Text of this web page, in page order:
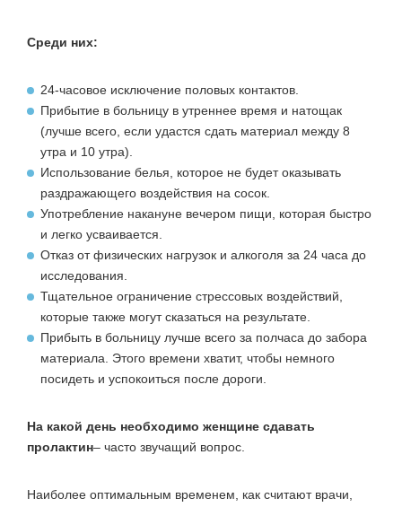
Среди них:
24-часовое исключение половых контактов.
Прибытие в больницу в утреннее время и натощак
(лучше всего, если удастся сдать материал между 8
утра и 10 утра).
Использование белья, которое не будет оказывать
раздражающего воздействия на сосок.
Употребление накануне вечером пищи, которая быстро
и легко усваивается.
Отказ от физических нагрузок и алкоголя за 24 часа до
исследования.
Тщательное ограничение стрессовых воздействий,
которые также могут сказаться на результате.
Прибыть в больницу лучше всего за полчаса до забора
материала. Этого времени хватит, чтобы немного
посидеть и успокоиться после дороги.
На какой день необходимо женщине сдавать
пролактин– часто звучащий вопрос.
Наиболее оптимальным временем, как считают врачи,